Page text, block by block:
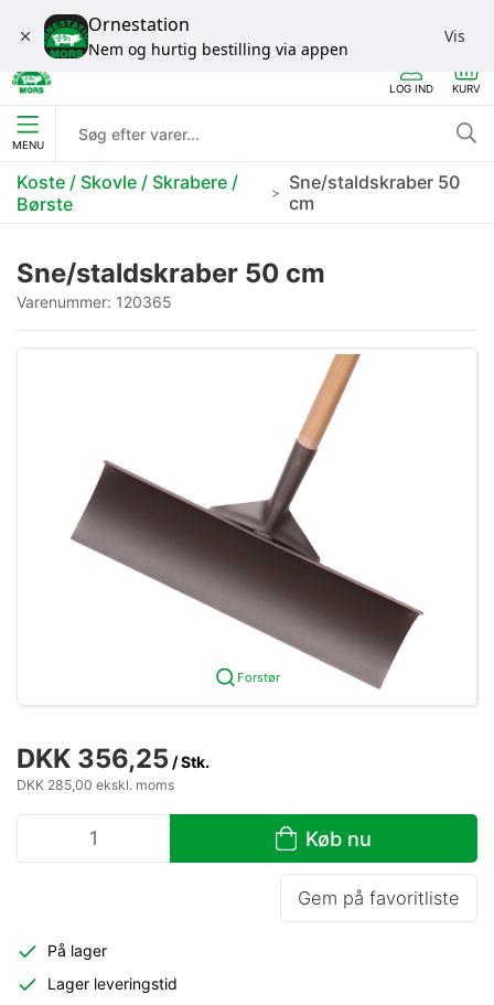
LOG IND KURV
MENU
Koste / Skovle / Skrabere /
Børste
Sne/staldskraber 50
cm
Sne/staldskraber 50 cm
Varenummer: 120365
Forstør
DKK 356,25 / Stk.
DKK 285,00 ekskl. moms
Køb nu
Gem på favoritliste
På lager
Lager leveringstid
Ornestation
Nem og hurtig bestilling via appen
Vis